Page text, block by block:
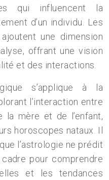
qui influencent la
d’un individu. Les
une dimension
offrant une vision
et des interactions.
s’applique à la
l’interaction entre
la mère et de l’enfant,
horoscopes nataux. Il
l’astrologie ne prédit
pour comprendre
et les tendances